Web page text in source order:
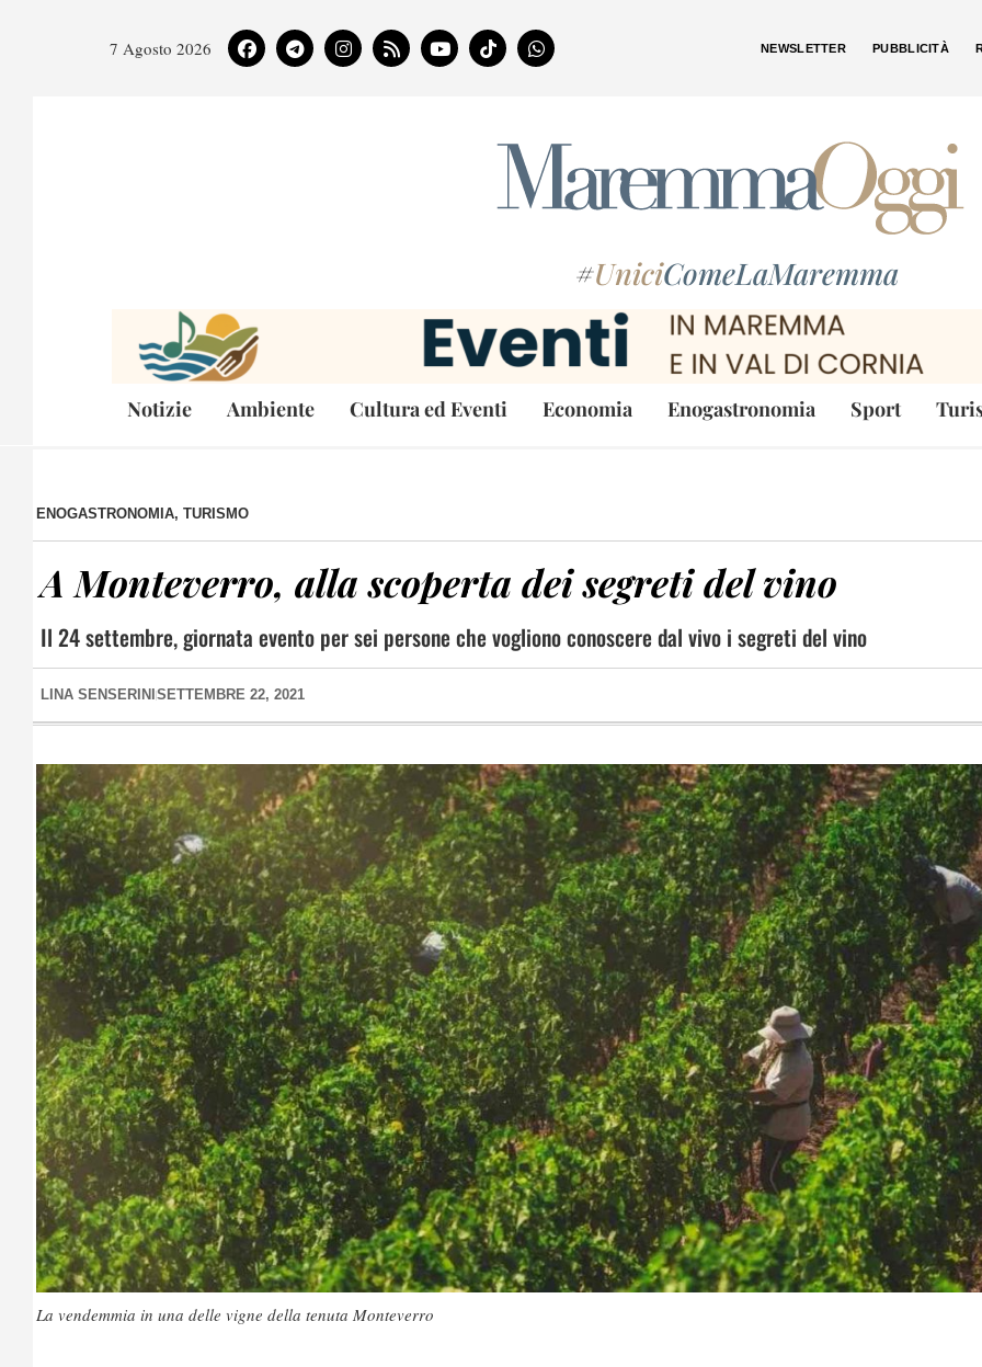
7 Agosto 2026 NEWSLETTER PUBBLICITÀ
#UniciComeLaMaremma
Notizie Ambiente Cultura ed Eventi Economia Enogastronomia Sport
ENOGASTRONOMIA, TURISMO
A Monteverro, alla scoperta dei segreti del vino
Il 24 settembre, giornata evento per sei persone che vogliono conoscere dal vivo i segreti del vino
LINA SENSERINI SETTEMBRE 22, 2021
La vendemmia in una delle vigne della tenuta Monteverro